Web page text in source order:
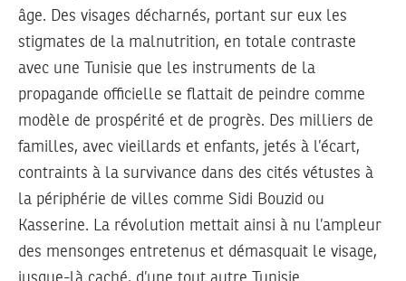
âge. Des visages décharnés, portant sur eux les
stigmates de la malnutrition, en totale contraste
avec une Tunisie que les instruments de la
propagande officielle se flattait de peindre comme
modèle de prospérité et de progrès. Des milliers de
familles, avec vieillards et enfants, jetés à l’écart,
contraints à la survivance dans des cités vétustes à
la périphérie de villes comme Sidi Bouzid ou
Kasserine. La révolution mettait ainsi à nu l’ampleur
des mensonges entretenus et démasquait le visage,